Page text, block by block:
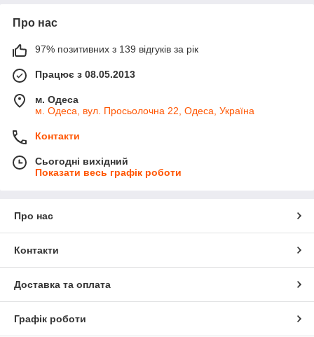
Про нас
97% позитивних з 139 відгуків за рік
Працює з 08.05.2013
м. Одеса
м. Одеса, вул. Просьолочна 22, Одеса, Україна
Контакти
Сьогодні вихідний
Показати весь графік роботи
Про нас
Контакти
Доставка та оплата
Графік роботи